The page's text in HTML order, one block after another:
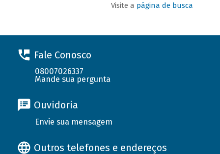
Visite a página de busca
Fale Conosco
08007026337
Mande sua pergunta
Ouvidoria
Envie sua mensagem
Outros telefones e endereços